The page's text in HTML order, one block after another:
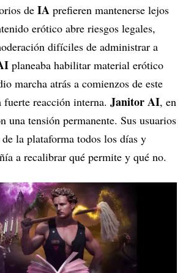
de IA prefieren mantenerse lejos
erótico abre riesgos legales,
difíciles de administrar a
planeaba habilitar material erótico
marcha atrás a comienzos de este
fuerte reacción interna. Janitor AI, en
una tensión permanente. Sus usuarios
la plataforma todos los días y
a recalibrar qué permite y qué no.